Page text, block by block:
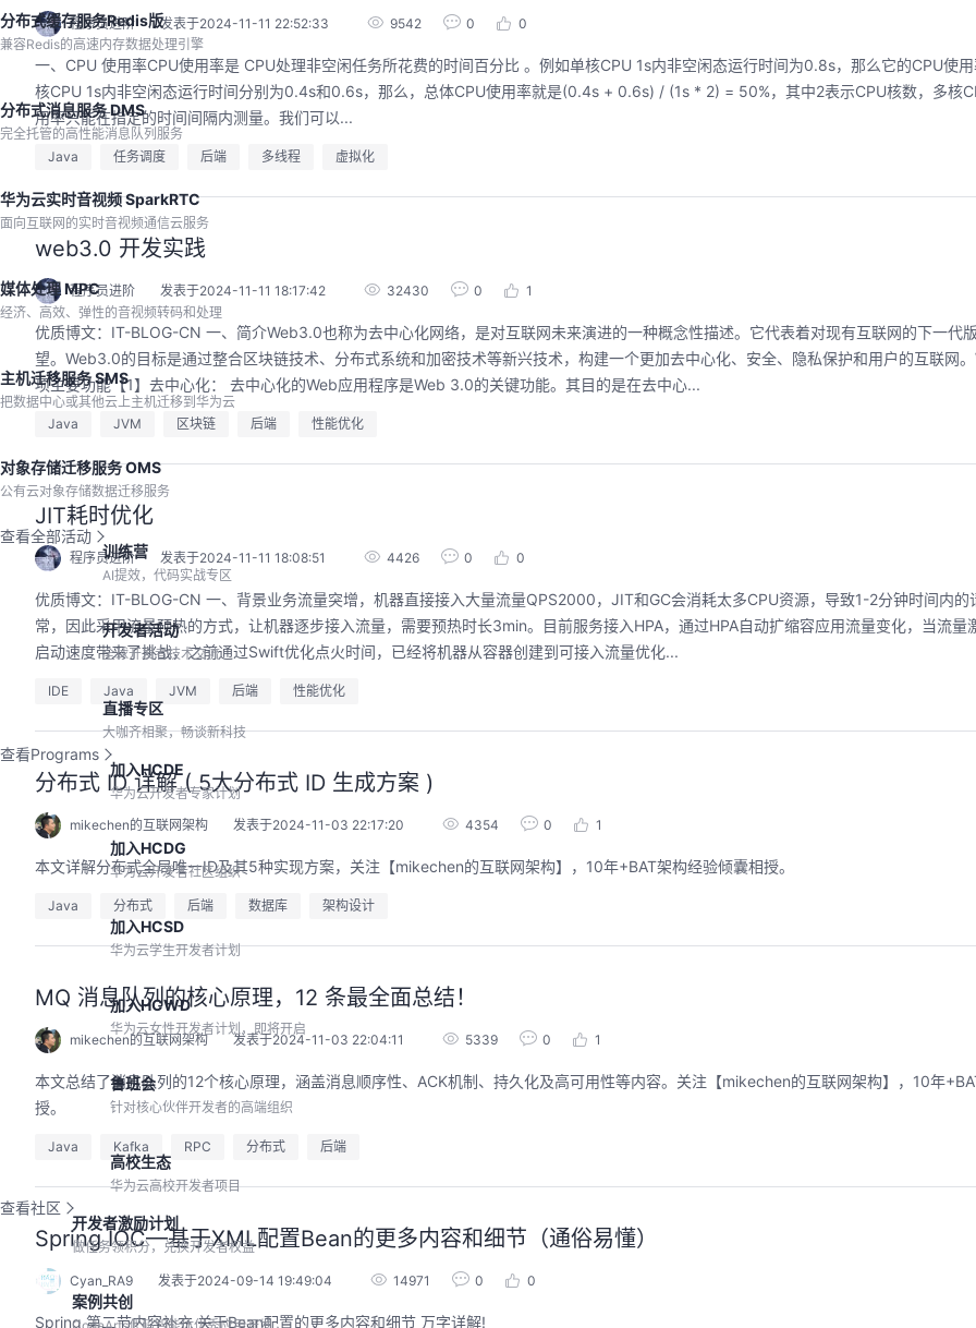
分布式缓存服务Redis版
兼容Redis的高速内存数据处理引擎
分布式消息服务 DMS
完全托管的高性能消息队列服务
华为云实时音视频 SparkRTC
面向互联网的实时音视频通信云服务
媒体处理 MPC
经济、高效、弹性的音视频转码和处理
主机迁移服务 SMS
把数据中心或其他云上主机迁移到华为云
对象存储迁移服务 OMS
公有云对象存储数据迁移服务
查看全部活动
训练营
AI提效，代码实战专区
开发者活动
全球开发者技术交流
直播专区
大咖齐相聚，畅谈新科技
查看Programs
加入HCDE
华为云开发者专家计划
加入HCDG
华为云开发者社区组织
加入HCSD
华为云学生开发者计划
加入HCWD
华为云女性开发者计划，即将开启
鲁班会
针对核心伙伴开发者的高端组织
高校生态
华为云高校开发者项目
查看社区
开发者激励计划
做任务领积分，兑换开发者权益
案例共创
程序员进阶 发表于2024-11-11 22:52:33 9542 0 0
一、CPU 使用率CPU使用率是 CPU处理非空闲任务所花费的时间百分比 。例如单核CPU 1s内非空闲态运行时间为0.8s，那么它的CPU使
核CPU 1s内非空闲态运行时间分别为0.4s和0.6s，那么，总体CPU使用率就是(0.4s + 0.6s) / (1s * 2) = 50%，其中2表示CPU核数，多核
用率只能在指定的时间间隔内测量。我们可以...
Java 任务调度 后端 多线程 虚拟化
web3.0 开发实践
程序员进阶 发表于2024-11-11 18:17:42 32430 0 1
优质博文：IT-BLOG-CN 一、简介Web3.0也称为去中心化网络，是对互联网未来演进的一种概念性描述。它代表着对现有互联网的下一代
望。Web3.0的目标是通过整合区块链技术、分布式系统和加密技术等新兴技术，构建一个更加去中心化、安全、隐私保护和用户的互联网
项主要功能【1】去中心化： 去中心化的Web应用程序是Web 3.0的关键功能。其目的是在去中心...
Java JVM 区块链 后端 性能优化
JIT耗时优化
程序员进阶 发表于2024-11-11 18:08:51 4426 0 0
优质博文：IT-BLOG-CN 一、背景业务流量突增，机器直接接入大量流量QPS2000，JIT和GC会消耗太多CPU资源，导致1-2分钟时间内的
常，因此采用流量预热的方式，让机器逐步接入流量，需要预热时长3min。目前服务接入HPA，通过HPA自动扩缩容应用流量变化，当流量
启动速度带来了挑战，之前通过Swift优化点火时间，已经将机器从容器创建到可接入流量优化...
IDE Java JVM 后端 性能优化
分布式 ID 详解 ( 5大分布式 ID 生成方案 )
mikechen的互联网架构 发表于2024-11-03 22:17:20 4354 0 1
本文详解分布式全局唯一ID及其5种实现方案，关注【mikechen的互联网架构】，10年+BAT架构经验倾囊相授。
Java 分布式 后端 数据库 架构设计
MQ 消息队列的核心原理，12 条最全面总结！
mikechen的互联网架构 发表于2024-11-03 22:04:11 5339 0 1
本文总结了消息队列的12个核心原理，涵盖消息顺序性、ACK机制、持久化及高可用性等内容。关注【mikechen的互联网架构】，10年
授。
Java Kafka RPC 分布式 后端
Spring IOC—基于XML配置Bean的更多内容和细节（通俗易懂）
Cyan_RA9 发表于2024-09-14 19:49:04 14971 0 0
Spring 第二节内容补充 关于Bean配置的更多内容和细节 万字详解!